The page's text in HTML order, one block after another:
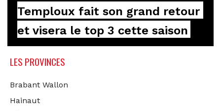
Temploux fait son grand retour
et visera le top 3 cette saison
LES PROVINCES
Brabant Wallon
Hainaut